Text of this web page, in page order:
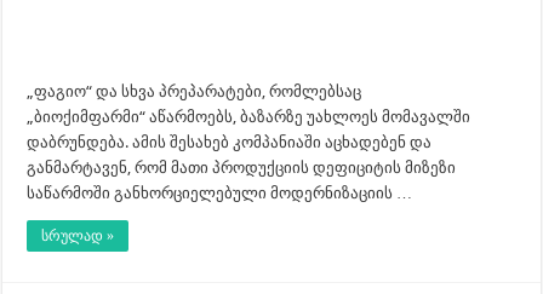
„ფაგიო“ და სხვა პრეპარატები, რომლებსაც
„ბიოქიმფარმი“ აწარმოებს, ბაზარზე უახლოეს მომავალში
დაბრუნდება. ამის შესახებ კომპანიაში აცხადებენ და
განმარტავენ, რომ მათი პროდუქციის დეფიციტის მიზეზი
საწარმოში განხორციელებული მოდერნიზაციის …
სრულად »